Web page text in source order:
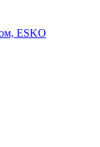
ESKO